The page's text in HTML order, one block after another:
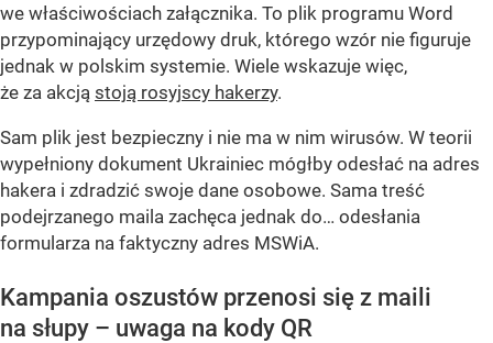
we właściwościach załącznika. To plik programu Word
przypominający urzędowy druk, którego wzór nie figuruje
jednak w polskim systemie. Wiele wskazuje więc,
że za akcją stoją rosyjscy hakerzy.
Sam plik jest bezpieczny i nie ma w nim wirusów. W teorii
wypełniony dokument Ukrainiec mógłby odesłać na adres
hakera i zdradzić swoje dane osobowe. Sama treść
podejrzanego maila zachęca jednak do… odesłania
formularza na faktyczny adres MSWiA.
Kampania oszustów przenosi się z maili
na słupy – uwaga na kody QR